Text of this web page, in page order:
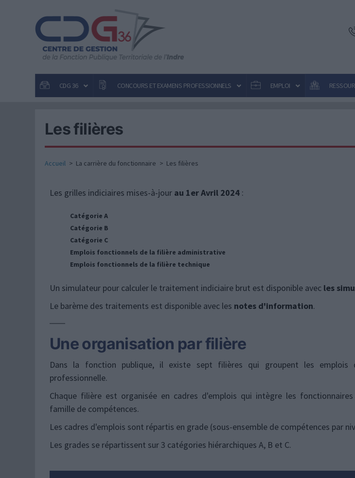
CDG 36 CONCOURS ET EXAMENS PROFESSIONNELS EMPLOI
Promotion interne et avancement de
Les différentes positions
administratives
Modèles d’actes
L’entretien professionnel
La discipline
LA CNRACL de l’affiliation à la retraite
Les filières
Accueil La carrière du fonctionnaire Les filières
Les grilles indiciaires mises-à-jour au 1er Avril 2024 :
Catégorie A
Catégorie B
Catégorie C
Emplois fonctionnels de la filière administrative
Emplois fonctionnels de la filière technique
Un simulateur pour calculer le traitement indiciaire brut est disponible avec les
Le barème des traitements est disponible avec les notes d'information.
Une organisation par filière
Dans la fonction publique, il existe sept filières qui groupent les emplois
professionnelle.
Chaque filière est organisée en cadres d'emplois qui intègre les
famille de compétences.
Les cadres d'emplois sont répartis en grade (sous-ensemble de compétences par
Les grades se répartissent sur 3 catégories hiérarchiques A, B et C.